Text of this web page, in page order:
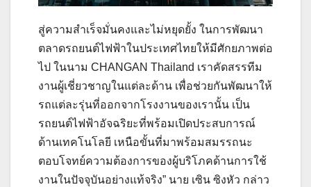
สู่ความสำเร็จมั่นคงและไม่หยุดยั้ง ในการพัฒนา
ตลาดรถยนต์ไฟฟ้าในประเทศไทยให้มีศักยภาพต่อ
ไป ในนาม CHANGAN Thailand เราคัดสรรทีม
งานผู้เชี่ยวชาญในแต่ละด้าน เพื่อช่วยกันพัฒนาให้
รถแต่ละรุ่นที่ออกจากโรงงานของเรานั้น เป็น
รถยนต์ไฟฟ้าอัจฉริยะที่พร้อมเปิดประสบการณ์
ด้านเทคโนโลยี เหนือขั้นที่มาพร้อมสมรรถนะ
ตอบโจทย์ความต้องการของผู้บริโภคด้านการใช้
งานในปัจจุบันอย่างแท้จริง” นาย เซิน ซิงหัว กล่าว